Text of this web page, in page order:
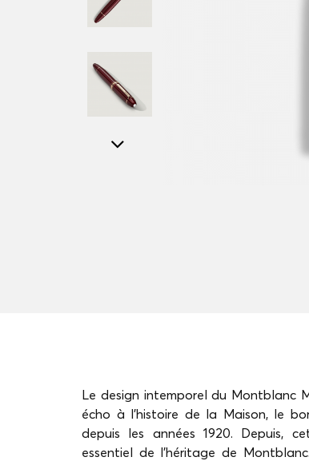
Le design intemporel du Montblanc
écho à l'histoire de la Maison, le
depuis les années 1920. Depuis,
essentiel de l'héritage de